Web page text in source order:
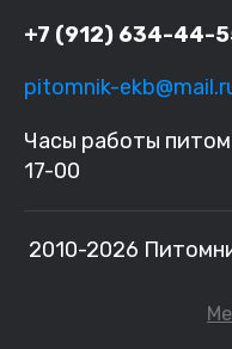
+7 (912) 634-44-
pitomnik-
Часы работы
17-00
2010-2026